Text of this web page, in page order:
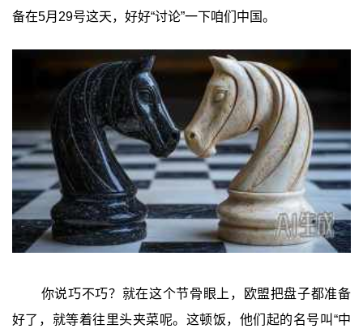
备在5月29号这天，好好“讨论”一下咱们中国。
你说巧不巧？就在这个节骨眼上，欧盟把盘子都准备
好了，就等着往里头夹菜呢。这顿饭，他们起的名号叫“中